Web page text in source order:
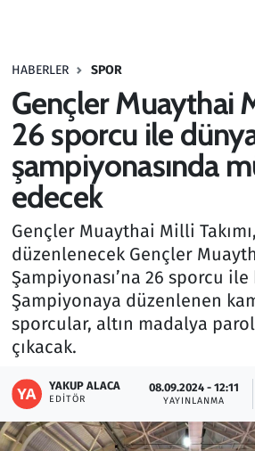
HABERLER SPOR
Gençler Muaythai
26 sporcu ile
şampiyonasında
edecek
Gençler Muaythai Milli
düzenlenecek Gençler
Şampiyonası’na 26 sporcu ile
Şampiyonaya düzenlenen
sporcular, altın madalya
çıkacak.
YAKUP ALACA
EDITÖR
08.09.2024 - 12:11
YAYINLANMA
Haber
Kültür Sanat
Kurumsal Haberler
Lezzet Durağı
Memur ve Kamu
Otomobil
Oyun
Ramazan
Resmi İlanlar